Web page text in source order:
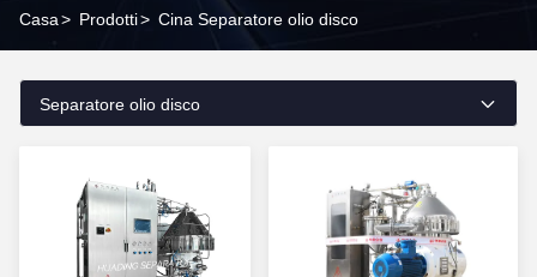
Casa> Prodotti> Cina Separatore olio disco
Separatore olio disco